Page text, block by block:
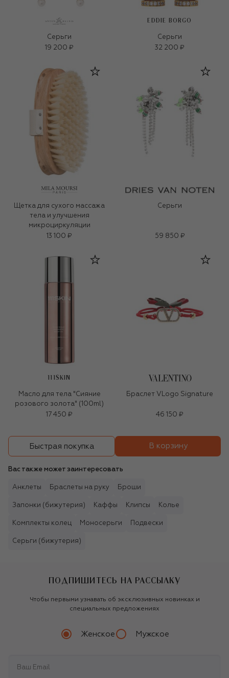
Серьги
19 200 ₽
EDDIE BORGO
Серьги
32 200 ₽
Щетка для сухого массажа
тела и улучшения
микроциркуляции
13 100 ₽
Серьги
59 850 ₽
111SKIN
Масло для тела "Сияние
розового золота" (100ml)
17 450 ₽
Браслет VLogo Signature
46 150 ₽
Быстрая покупка В корзину
Вас также может заинтересовать
Анклеты Браслеты на руку Броши
Запонки (бижутерия) Каффы Клипсы Колье
Комплекты колец Моносерьги Подвески
Серьги (бижутерия)
ПОДПИШИТЕСЬ НА РАССЫЛКУ
Чтобы первыми узнавать об эксклюзивных новинках и
специальных предложениях
Женское Мужское